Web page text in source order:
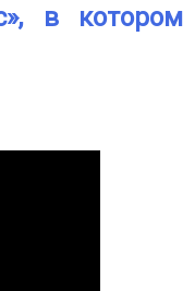
в котором